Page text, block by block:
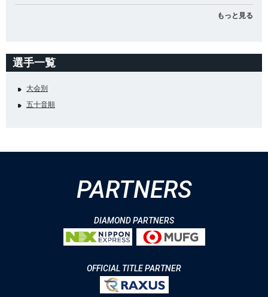
もっと見る
選手一覧
大会別
五十音順
PARTNERS
DIAMOND PARTNERS
OFFICIAL TITLE PARTNER